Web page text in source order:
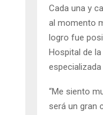
Cada una y
al momento
logro fue
Hospital de
especializada
“Me siento
será un gran